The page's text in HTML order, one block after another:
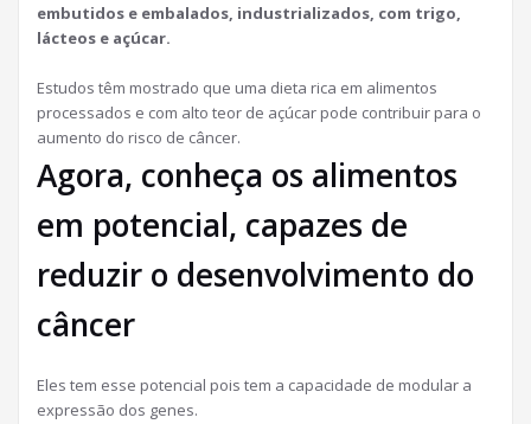
embutidos e embalados, industrializados, com trigo,
lácteos e açúcar.
Estudos têm mostrado que uma dieta rica em alimentos
processados e com alto teor de açúcar pode contribuir para o
aumento do risco de câncer.
Agora, conheça os alimentos
em potencial, capazes de
reduzir o desenvolvimento do
câncer
Eles tem esse potencial pois tem a capacidade de modular a
expressão dos genes.